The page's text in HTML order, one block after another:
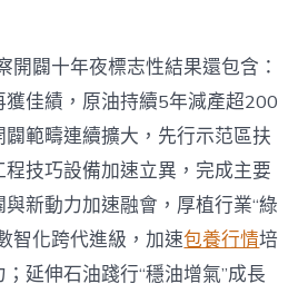
開闢十年夜標志性結果還包含：
獲佳績，原油持續5年減產超200
範疇連續擴大，先行示范區扶
技巧設備加速立異，完成主要
新動力加速融會，厚植行業“綠
智化跨代進級，加速包養行情培
延伸石油踐行“穩油增氣”成長